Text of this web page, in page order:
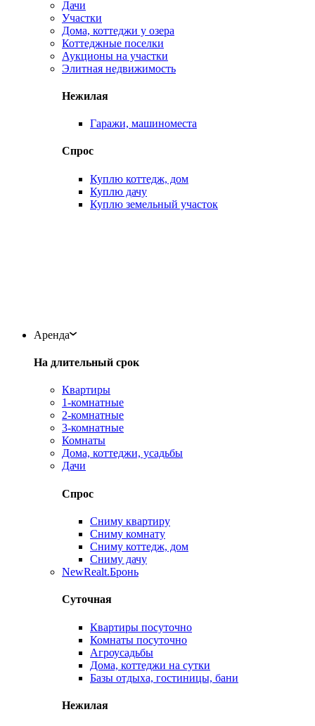
Дачи
Участки
Дома, коттеджи у озера
Коттеджные поселки
Аукционы на участки
Элитная недвижимость
Нежилая
Гаражи, машиноместа
Спрос
Куплю коттедж, дом
Куплю дачу
Куплю земельный участок
Аренда
На длительный срок
Квартиры
1-комнатные
2-комнатные
3-комнатные
Комнаты
Дома, коттеджи, усадьбы
Дачи
Спрос
Сниму квартиру
Сниму комнату
Сниму коттедж, дом
Сниму дачу
NewRealt.Бронь
Суточная
Квартиры посуточно
Комнаты посуточно
Агроусадьбы
Дома, коттеджи на сутки
Базы отдыха, гостиницы, бани
Нежилая